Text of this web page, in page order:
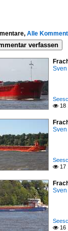
Alle
verfassen
Sven
 18
Sven
 17
Sven
 16